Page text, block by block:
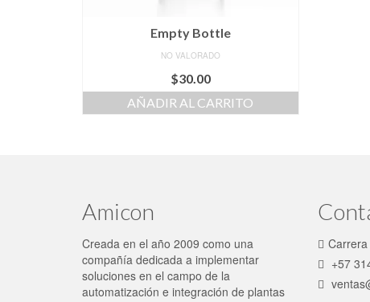
Empty Bottle
NO VALORADO
$30.00
AÑADIR AL CARRITO
Amicon
Creada en el año 2009 como una
compañía dedicada a implementar
soluciones en el campo de la
automatización e integración de plantas
+57